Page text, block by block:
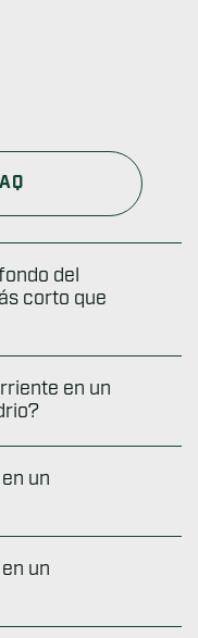
del
corto que
de
proteger el
durar
así. Por eso es
para
en un
agrietarse,
Un anodo
oxido y otros
un
de agua
en la parte
un